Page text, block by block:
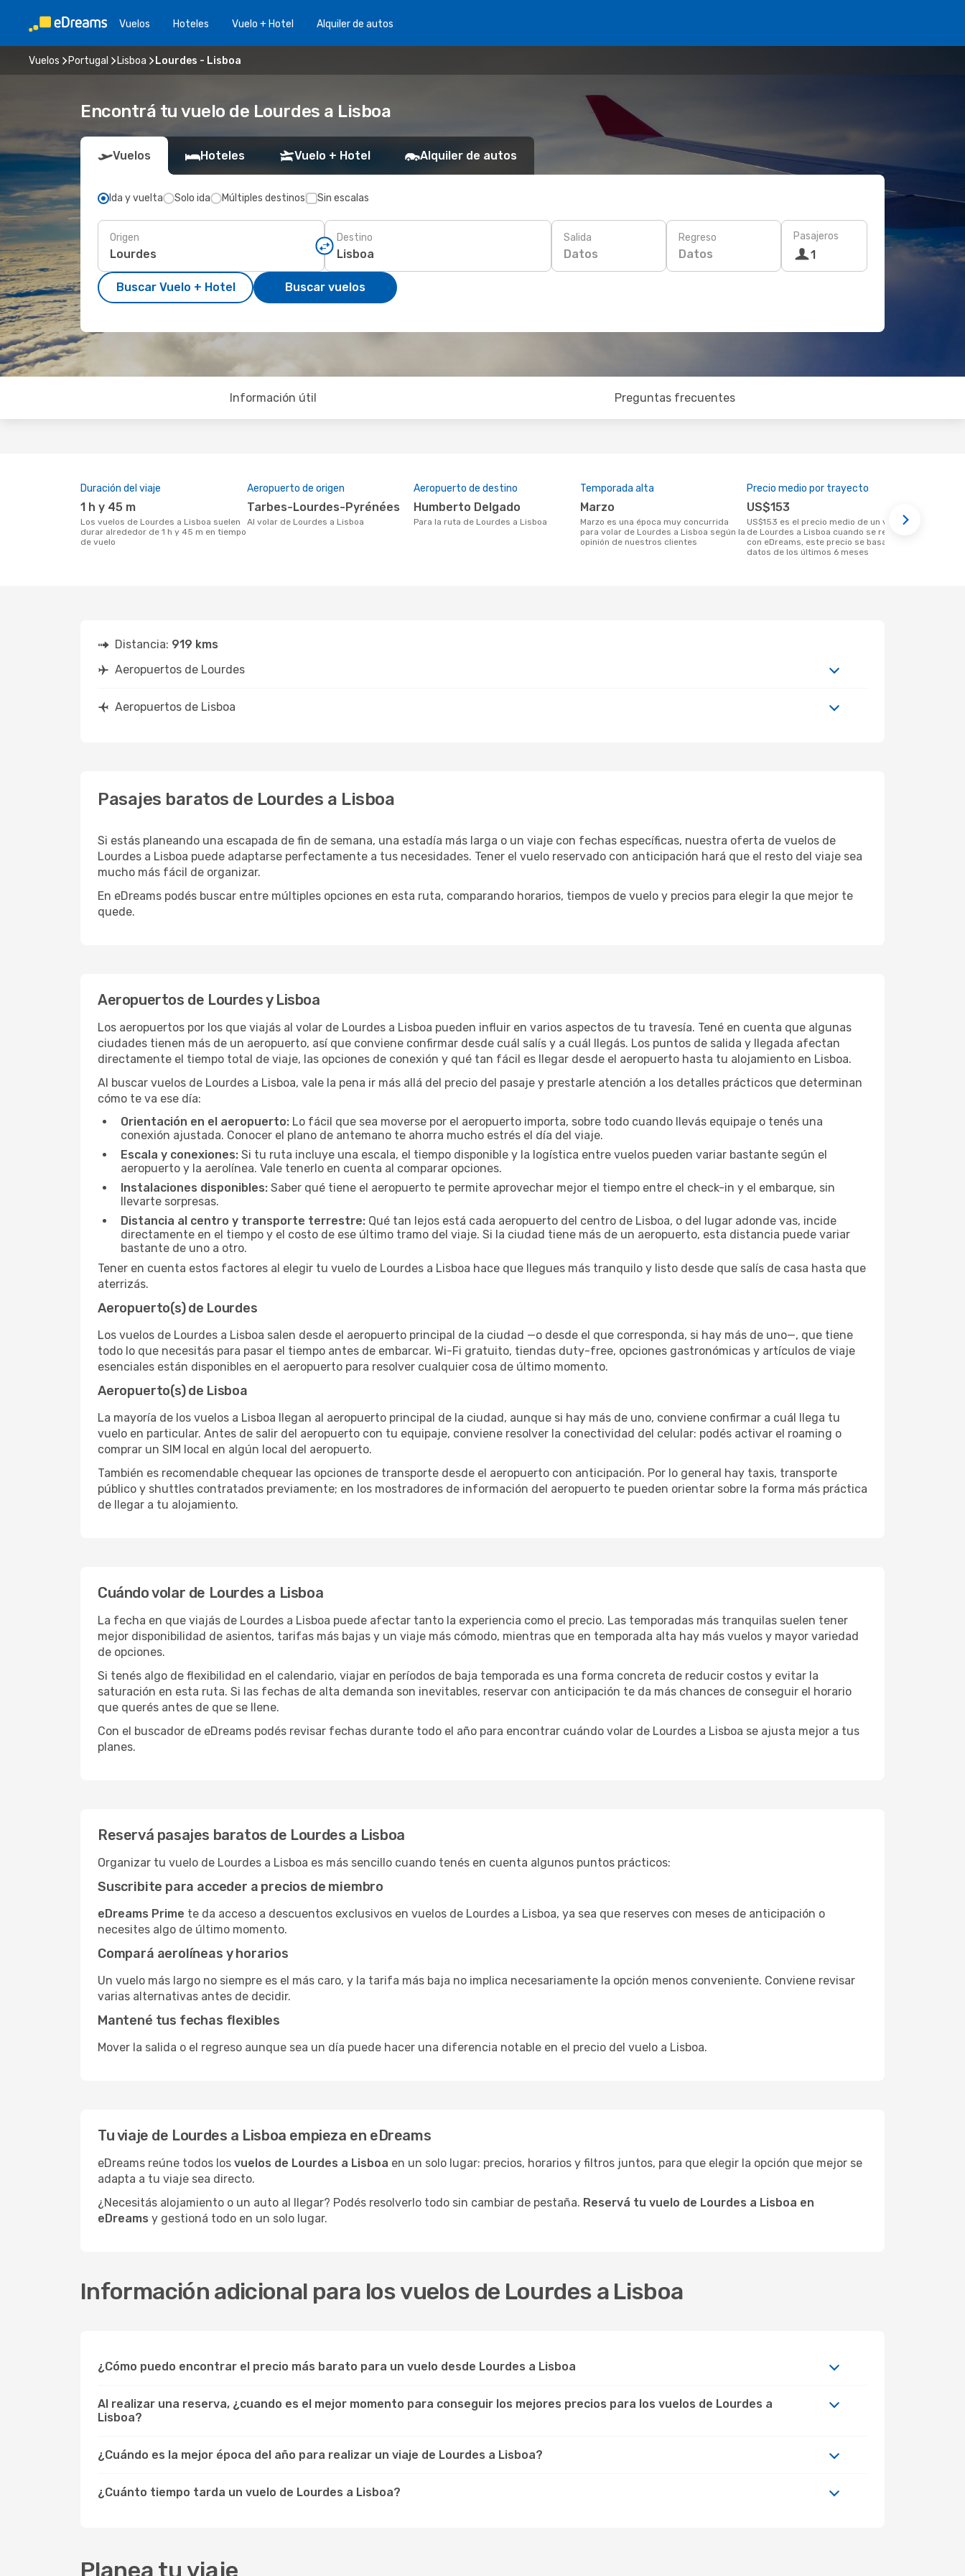
Vuelos Hoteles Vuelo + Hotel Alquiler de autos
Vuelos Portugal Lisboa Lourdes - Lisboa
Encontrá tu vuelo de Lourdes a Lisboa
Vuelos Hoteles Vuelo + Hotel Alquiler de autos
Ida y vuelta Solo ida Múltiples destinos Sin escalas
Origen Destino Salida
Datos
Regreso
Datos
Pasajeros
1
Buscar Vuelo + Hotel Buscar vuelos
Información útil Preguntas frecuentes
Duración del viaje
1 h y 45 m
Los vuelos de Lourdes a Lisboa suelen
durar alrededor de 1 h y 45 m en tiempo
de vuelo
Aeropuerto de origen
Tarbes-Lourdes-Pyrénées
Al volar de Lourdes a Lisboa
Aeropuerto de destino
Humberto Delgado
Para la ruta de Lourdes a Lisboa
Temporada alta
marzo
marzo es una época muy concurrida
para volar de Lourdes a Lisboa según la
opinión de nuestros clientes
Precio medio por trayecto
US$153
US$153 es el precio medio de un viaje
de Lourdes a Lisboa cuando se reserva
con eDreams, este precio se basa en los
datos de los últimos 6 meses
Distancia: 919 kms
Aeropuertos de Lourdes
Aeropuertos de Lisboa
Pasajes baratos de Lourdes a Lisboa
Si estás planeando una escapada de fin de semana, una estadía más larga o un viaje con fechas específicas, nuestra oferta de vuelos de
Lourdes a Lisboa puede adaptarse perfectamente a tus necesidades. Tener el vuelo reservado con anticipación hará que el resto del viaje sea
mucho más fácil de organizar.
En eDreams podés buscar entre múltiples opciones en esta ruta, comparando horarios, tiempos de vuelo y precios para elegir la que mejor te
quede.
Aeropuertos de Lourdes y Lisboa
Los aeropuertos por los que viajás al volar de Lourdes a Lisboa pueden influir en varios aspectos de tu travesía. Tené en cuenta que algunas
ciudades tienen más de un aeropuerto, así que conviene confirmar desde cuál salís y a cuál llegás. Los puntos de salida y llegada afectan
directamente el tiempo total de viaje, las opciones de conexión y qué tan fácil es llegar desde el aeropuerto hasta tu alojamiento en Lisboa.
Al buscar vuelos de Lourdes a Lisboa, vale la pena ir más allá del precio del pasaje y prestarle atención a los detalles prácticos que determinan
cómo te va ese día:
Orientación en el aeropuerto: Lo fácil que sea moverse por el aeropuerto importa, sobre todo cuando llevás equipaje o tenés una
conexión ajustada. Conocer el plano de antemano te ahorra mucho estrés el día del viaje.
Escala y conexiones: Si tu ruta incluye una escala, el tiempo disponible y la logística entre vuelos pueden variar bastante según el
aeropuerto y la aerolínea. Vale tenerlo en cuenta al comparar opciones.
Instalaciones disponibles: Saber qué tiene el aeropuerto te permite aprovechar mejor el tiempo entre el check-in y el embarque, sin
llevarte sorpresas.
Distancia al centro y transporte terrestre: Qué tan lejos está cada aeropuerto del centro de Lisboa, o del lugar adonde vas, incide
directamente en el tiempo y el costo de ese último tramo del viaje. Si la ciudad tiene más de un aeropuerto, esta distancia puede variar
bastante de uno a otro.
Tener en cuenta estos factores al elegir tu vuelo de Lourdes a Lisboa hace que llegues más tranquilo y listo desde que salís de casa hasta que
aterrizás.
Aeropuerto(s) de Lourdes
Los vuelos de Lourdes a Lisboa salen desde el aeropuerto principal de la ciudad —o desde el que corresponda, si hay más de uno—, que tiene
todo lo que necesitás para pasar el tiempo antes de embarcar. Wi-Fi gratuito, tiendas duty-free, opciones gastronómicas y artículos de viaje
esenciales están disponibles en el aeropuerto para resolver cualquier cosa de último momento.
Aeropuerto(s) de Lisboa
La mayoría de los vuelos a Lisboa llegan al aeropuerto principal de la ciudad, aunque si hay más de uno, conviene confirmar a cuál llega tu
vuelo en particular. Antes de salir del aeropuerto con tu equipaje, conviene resolver la conectividad del celular: podés activar el roaming o
comprar un SIM local en algún local del aeropuerto.
También es recomendable chequear las opciones de transporte desde el aeropuerto con anticipación. Por lo general hay taxis, transporte
público y shuttles contratados previamente; en los mostradores de información del aeropuerto te pueden orientar sobre la forma más práctica
de llegar a tu alojamiento.
Cuándo volar de Lourdes a Lisboa
La fecha en que viajás de Lourdes a Lisboa puede afectar tanto la experiencia como el precio. Las temporadas más tranquilas suelen tener
mejor disponibilidad de asientos, tarifas más bajas y un viaje más cómodo, mientras que en temporada alta hay más vuelos y mayor variedad
de opciones.
Si tenés algo de flexibilidad en el calendario, viajar en períodos de baja temporada es una forma concreta de reducir costos y evitar la
saturación en esta ruta. Si las fechas de alta demanda son inevitables, reservar con anticipación te da más chances de conseguir el horario
que querés antes de que se llene.
Con el buscador de eDreams podés revisar fechas durante todo el año para encontrar cuándo volar de Lourdes a Lisboa se ajusta mejor a tus
planes.
Reservá pasajes baratos de Lourdes a Lisboa
Organizar tu vuelo de Lourdes a Lisboa es más sencillo cuando tenés en cuenta algunos puntos prácticos:
Suscribite para acceder a precios de miembro
eDreams Prime te da acceso a descuentos exclusivos en vuelos de Lourdes a Lisboa, ya sea que reserves con meses de anticipación o
necesites algo de último momento.
Compará aerolíneas y horarios
Un vuelo más largo no siempre es el más caro, y la tarifa más baja no implica necesariamente la opción menos conveniente. Conviene revisar
varias alternativas antes de decidir.
Mantené tus fechas flexibles
Mover la salida o el regreso aunque sea un día puede hacer una diferencia notable en el precio del vuelo a Lisboa.
Tu viaje de Lourdes a Lisboa empieza en eDreams
eDreams reúne todos los vuelos de Lourdes a Lisboa en un solo lugar: precios, horarios y filtros juntos, para que elegir la opción que mejor se
adapta a tu viaje sea directo.
¿Necesitás alojamiento o un auto al llegar? Podés resolverlo todo sin cambiar de pestaña. Reservá tu vuelo de Lourdes a Lisboa en
eDreams y gestioná todo en un solo lugar.
Información adicional para los vuelos de Lourdes a Lisboa
¿Cómo puedo encontrar el precio más barato para un vuelo desde Lourdes a Lisboa
Al realizar una reserva, ¿cuando es el mejor momento para conseguir los mejores precios para los vuelos de Lourdes a
Lisboa?
¿Cuándo es la mejor época del año para realizar un viaje de Lourdes a Lisboa?
¿Cuánto tiempo tarda un vuelo de Lourdes a Lisboa?
Planea tu viaje